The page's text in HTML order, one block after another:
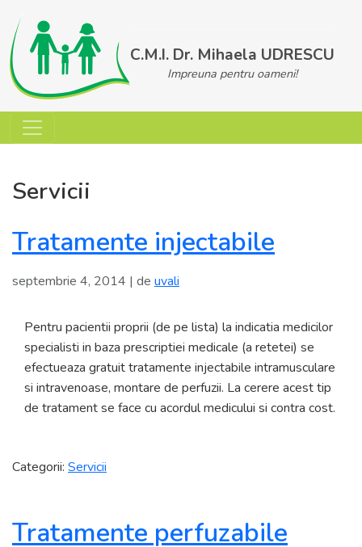
content
C.M.I. Dr. Mihaela UDRESCU
Impreuna pentru oameni!
Servicii
Tratamente injectabile
septembrie 4, 2014 | de uvali
Pentru pacientii proprii (de pe lista) la indicatia medicilor
specialisti in baza prescriptiei medicale (a retetei) se
efectueaza gratuit tratamente injectabile intramusculare
si intravenoase, montare de perfuzii. La cerere acest tip
de tratament se face cu acordul medicului si contra cost.
Categorii: Servicii
Tratamente perfuzabile